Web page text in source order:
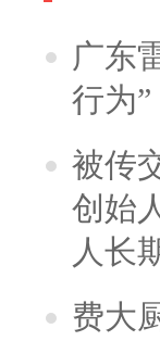
广东
行为
被传
创始
人长
费大